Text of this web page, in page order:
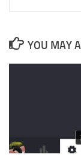
YOU MAY